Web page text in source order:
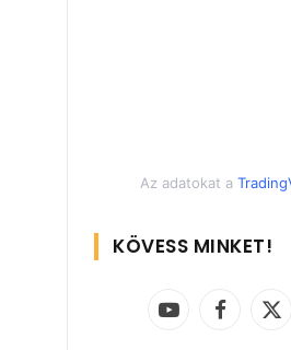
Az adatokat a
KÖVESS MINKET!
YouTubeFacebook
X